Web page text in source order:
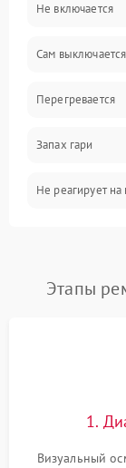
Не включается
Сам выключается
Перегревается
Запах гари
Не реагирует на
Этапы
1.
Визуальный